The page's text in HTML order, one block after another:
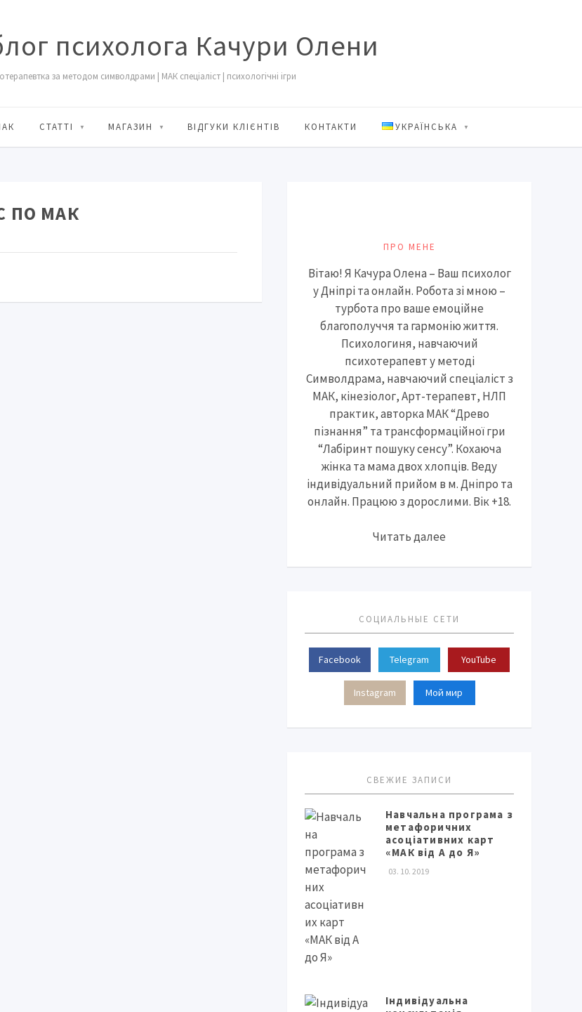
психолога Качури Олени
за методом символдрами | МАК спеціаліст | психологічні ігри
СТАТТІ МАГАЗИН ВІДГУКИ КЛІЄНТІВ КОНТАКТИ УКРАЇНСЬКА
ПО МАК
ПРО МЕНЕ
Вітаю! Я Качура Олена – Ваш психолог
у Дніпрі та онлайн. Робота зі мною –
турбота про ваше емоційне
благополуччя та гармонію життя.
Психологиня, навчаючий
психотерапевт у методі
Символдрама, навчаючий спеціаліст з
МАК, кінезіолог, Арт-терапевт, НЛП
практик, авторка МАК “Древо
пізнання” та трансформаційної гри
“Лабіринт пошуку сенсу”. Кохаюча
жінка та мама двох хлопців. Веду
індивідуальний прийом в м. Дніпро та
онлайн. Працюю з дорослими. Вік +18.
Читать далее
СОЦИАЛЬНЫЕ СЕТИ
Facebook Telegram YouTube
Instagram Мой мир
СВЕЖИЕ ЗАПИСИ
Навчальна програма з
метафоричних
асоціативних карт
«МАК від А до Я»
03. 10. 2019
Індивідуальна